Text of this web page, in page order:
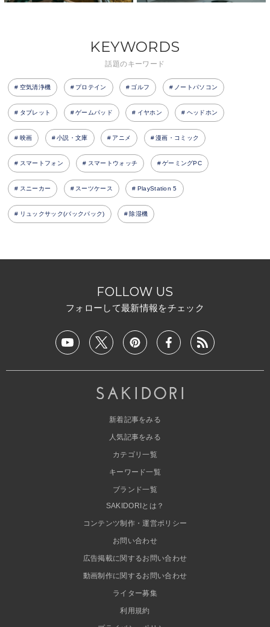
KEYWORDS
話題のキーワード
空気清浄機 プロテイン ゴルフ ノートパソコン
タブレット ゲームパッド イヤホン ヘッドホン
映画 小説・文庫 アニメ 漫画・コミック
スマートフォン スマートウォッチ ゲーミングPC
スニーカー スーツケース PlayStation 5
リュックサック(バックパック) 除湿機
FOLLOW US
フォローして最新情報をチェック
新着記事をみる
人気記事をみる
カテゴリ一覧
キーワード一覧
ブランド一覧
SAKIDORIとは？
コンテンツ制作・運営ポリシー
お問い合わせ
広告掲載に関するお問い合わせ
動画制作に関するお問い合わせ
ライター募集
利用規約